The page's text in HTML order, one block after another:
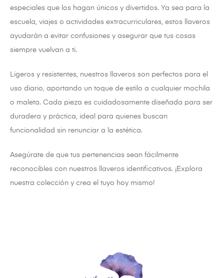
especiales que los hagan únicos y divertidos. Ya sea para la
escuela, viajes o actividades extracurriculares, estos llaveros
ayudarán a evitar confusiones y asegurar que tus cosas
siempre vuelvan a ti.
Ligeros y resistentes, nuestros llaveros son perfectos para el
uso diario, aportando un toque de estilo a cualquier mochila
o maleta. Cada pieza es cuidadosamente diseñada para ser
duradera y práctica, ideal para quienes buscan
funcionalidad sin renunciar a la estética.
Asegúrate de que tus pertenencias sean fácilmente
reconocibles con nuestros llaveros identificativos. ¡Explora
nuestra colección y crea el tuyo hoy mismo!